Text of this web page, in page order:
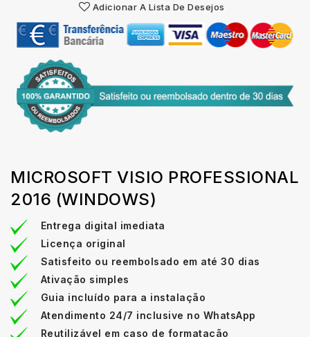
Adicionar A Lista De Desejos
MICROSOFT VISIO PROFESSIONAL
2016 (WINDOWS)
Entrega digital imediata
Licença original
Satisfeito ou reembolsado em até 30 dias
Ativação simples
Guia incluído para a instalação
Atendimento 24/7 inclusive no WhatsApp
Reutilizável em caso de formatação